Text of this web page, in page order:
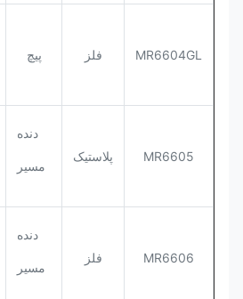
MR6604GL فلز پیچ
MR6605 پلاستیک
دنده
مسیر
MR6606 فلز
دنده
مسیر